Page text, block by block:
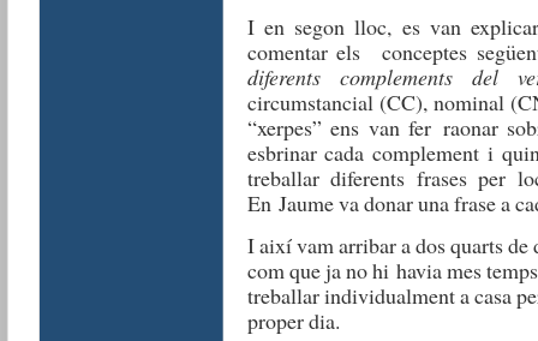
I en segon lloc, es van
comentar els conceptes
diferents complements del
circumstancial (CC), nominal
“xerpes” ens van fer raonar
esbrinar cada complement i
treballar diferents frases per
En Jaume va donar una frase a
I així vam arribar a dos quarts de
com que ja no hi havia mes
treballar individualment a casa
proper dia.